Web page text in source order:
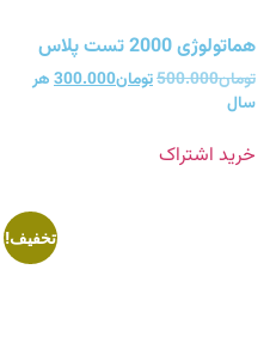
هماتولوژی 2000 تست پلاس
تومان500.000تومان300.000هر
سال
خرید اشتراک
تخفیف!